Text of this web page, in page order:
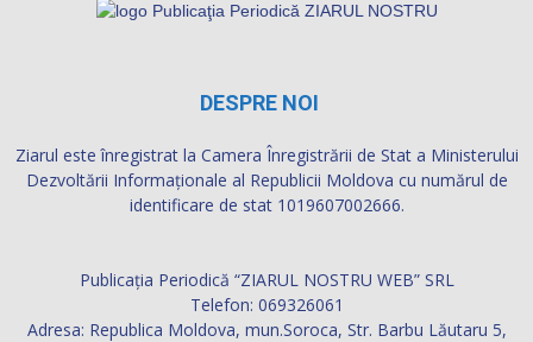
DESPRE NOI
Ziarul este înregistrat la Camera Înregistrării de Stat a Ministerului
Dezvoltării Informaţionale al Republicii Moldova cu numărul de
identificare de stat 1019607002666.
Publicația Periodică “ZIARUL NOSTRU WEB” SRL
Telefon: 069326061
Adresa: Republica Moldova, mun.Soroca, Str. Barbu Lăutaru 5,